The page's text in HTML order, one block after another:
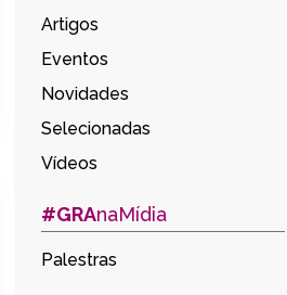
Artigos
Eventos
Novidades
Selecionadas
Vídeos
#GRAnaMídia
Palestras